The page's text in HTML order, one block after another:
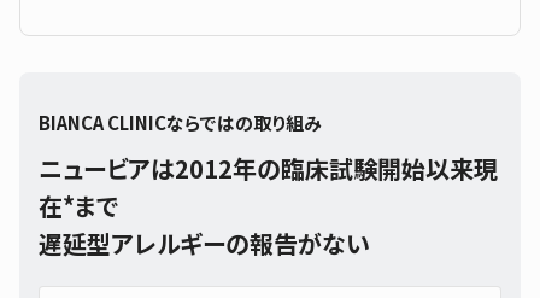
BIANCA CLINICならではの取り組み
ニュービアは2012年の臨床試験開始以来現
在*まで
遅延型アレルギーの報告がない